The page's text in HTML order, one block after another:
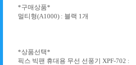
*구매상품*
멀티형(A1000) : 블랙 1개
*상품선택*
픽스 빅팬 휴대용 무선 선풍기 XPF-702 :